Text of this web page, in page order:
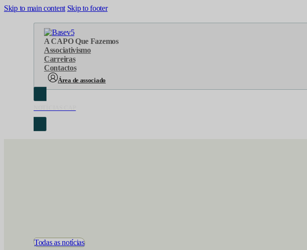
Skip to main content Skip to footer
A CAPO Que Fazemos
Associativismo
Carreiras
Contactos
Área de associado
Todas as notícias